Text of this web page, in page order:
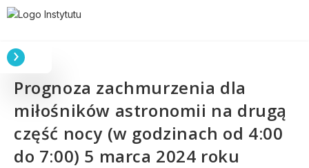
Prognoza zachmurzenia dla
miłośników astronomii na drugą
część nocy (w godzinach od 4:00
do 7:00) 5 marca 2024 roku